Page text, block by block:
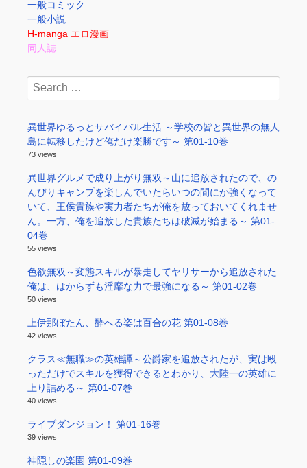
一般コミック
一般小説
H-manga エロ漫画
同人誌
Search
異世界ゆるっとサバイバル生活 ～学校の皆と異世界の無人
島に転移したけど俺だけ楽勝です～ 第01-10巻
73 views
異世界グルメで成り上がり無双～山に追放されたので、の
んびりキャンプを楽しんでいたらいつの間にか強くなって
いて、王侯貴族や実力者たちが俺を放っておいてくれませ
ん。一方、俺を追放した貴族たちは破滅が始まる～ 第01-
04巻
55 views
色欲無双～変態スキルが暴走してヤリサーから追放された
俺は、はからずも淫靡な力で最強になる～ 第01-02巻
50 views
上伊那ぼたん、酔へる姿は百合の花 第01-08巻
42 views
クラス≪無職≫の英雄譚～公爵家を追放されたが、実は殴
っただけでスキルを獲得できるとわかり、大陸一の英雄に
上り詰める～ 第01-07巻
40 views
ライブダンジョン！ 第01-16巻
39 views
神隠しの楽園 第01-09巻